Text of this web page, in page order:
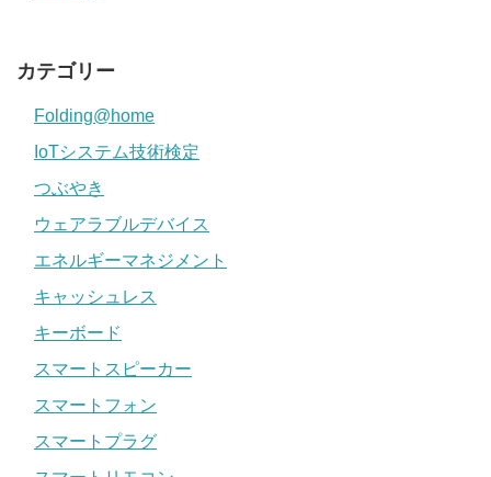
カテゴリー
Folding@home
IoTシステム技術検定
つぶやき
ウェアラブルデバイス
エネルギーマネジメント
キャッシュレス
キーボード
スマートスピーカー
スマートフォン
スマートプラグ